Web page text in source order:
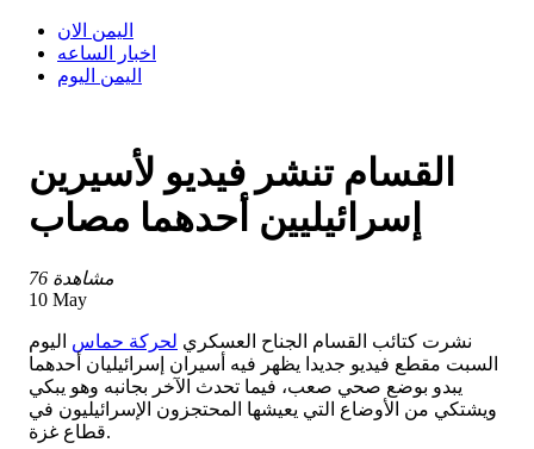
اليمن الان
اخبار الساعه
اليمن اليوم
القسام تنشر فيديو لأسيرين
إسرائيليين أحدهما مصاب
76 مشاهدة
10 May
نشرت كتائب القسام الجناح العسكري لحركة حماس اليوم
السبت مقطع فيديو جديدا يظهر فيه أسيران إسرائيليان أحدهما
يبدو بوضع صحي صعب، فيما تحدث الآخر بجانبه وهو يبكي
ويشتكي من الأوضاع التي يعيشها المحتجزون الإسرائيليون في
قطاع غزة.